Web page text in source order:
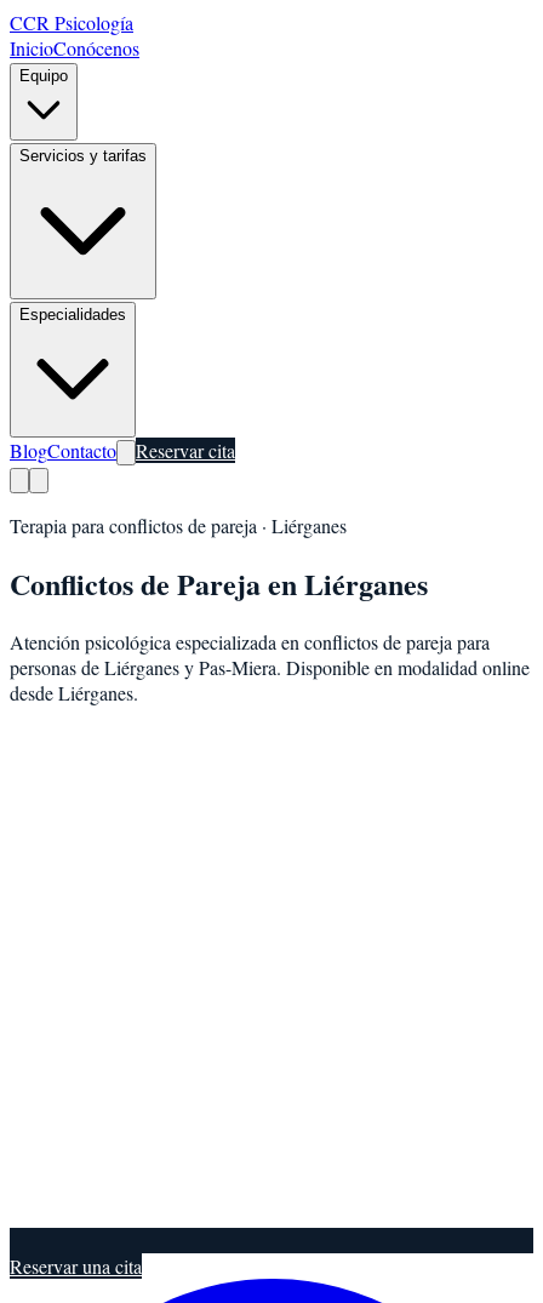
CCR Psicología
InicioConócenos
Equipo
Servicios y tarifas
Especialidades
BlogContacto Reservar cita
Terapia para conflictos de pareja · Liérganes
Conflictos de ParejaenLiérganes
Atención psicológica especializada en conflictos de pareja para
personas deLiérganesyPas-Miera. Disponible en modalidad online
desde Liérganes.
Reservar una cita